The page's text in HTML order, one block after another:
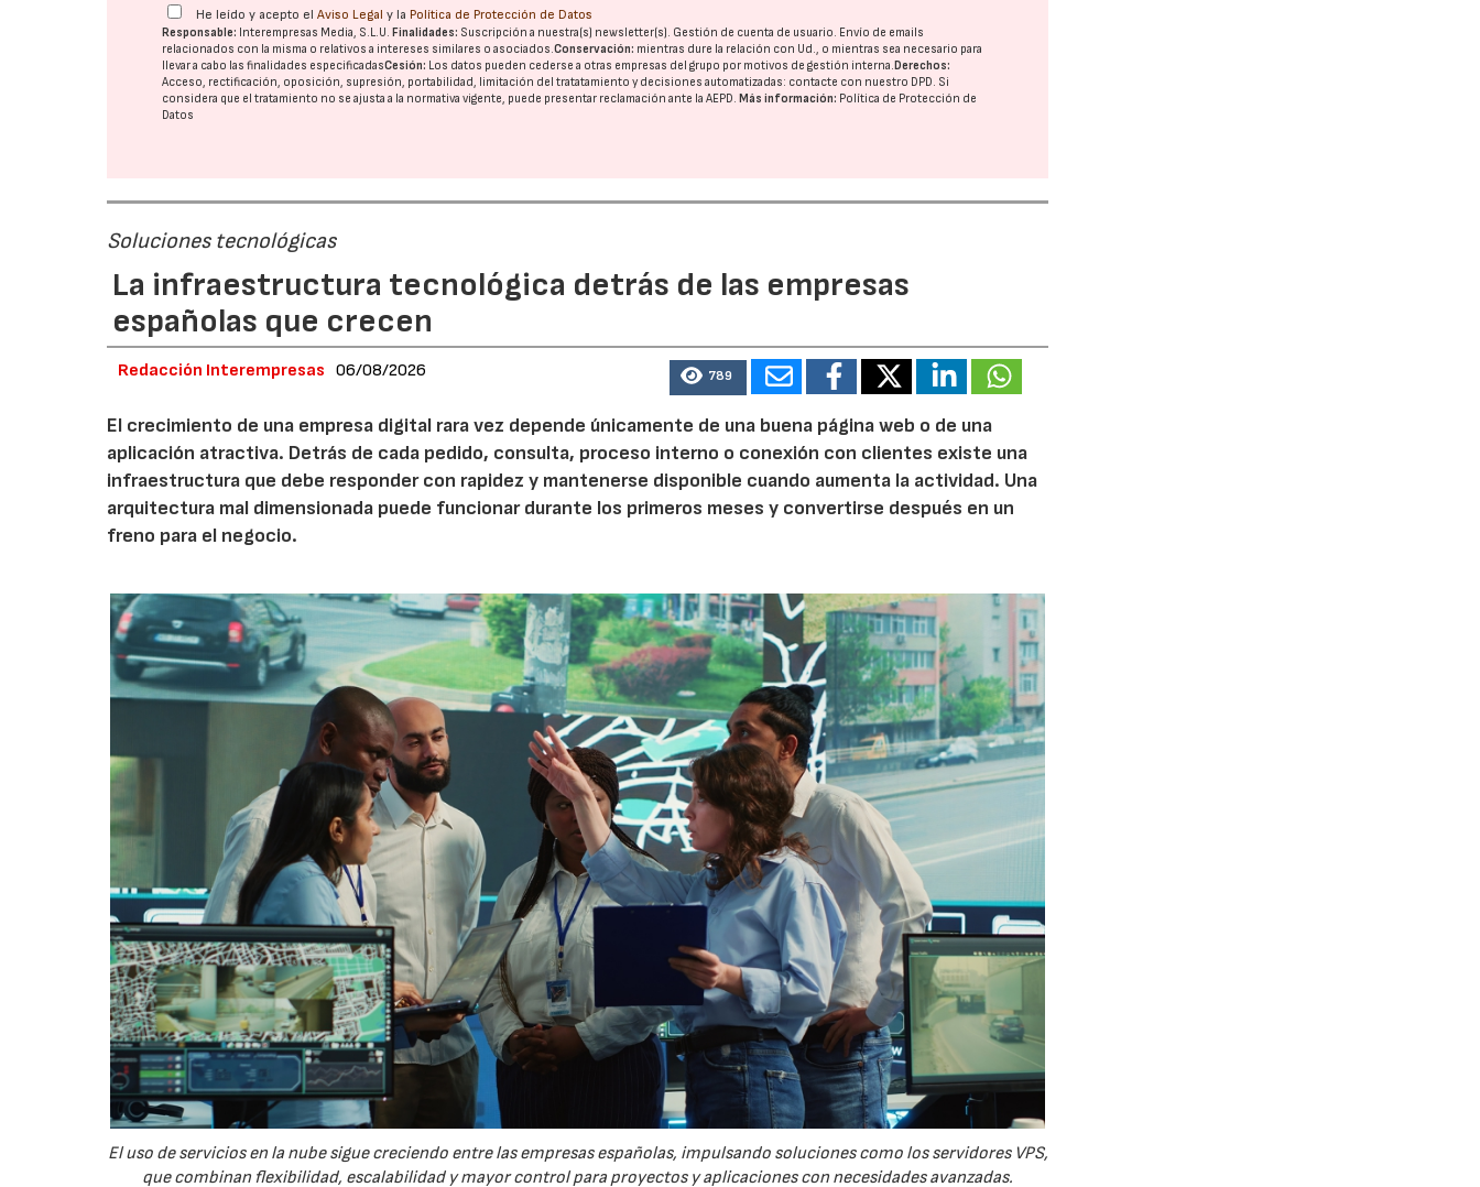
He leído y acepto elAviso Legal y la Política de Protección de Datos
Responsable: Interempresas Media, S.L.U.Finalidades: Suscripción a nuestra(s) newsletter(s). Gestión de cuenta de usuario. Envío de emails
relacionados con la misma o relativos a intereses similares o asociados.Conservación: mientras dure la relación con Ud., o mientras sea necesario para
llevar a cabo las finalidades especificadasCesión: Los datos pueden cederse a otras empresas del grupo por motivos de gestión interna.Derechos:
Acceso, rectificación, oposición, supresión, portabilidad, limitación del tratatamiento y decisiones automatizadas: contacte con nuestro DPD. Si
considera que el tratamiento no se ajusta a la normativa vigente, puede presentar reclamación ante laAEPD.Más información: Política de Protección de
Datos
Soluciones tecnológicas
La infraestructura tecnológica detrás de las empresas
españolas que crecen
Redacción Interempresas 06/08/2026 789
El crecimiento de una empresa digital rara vez depende únicamente de una buena página web o de una
aplicación atractiva. Detrás de cada pedido, consulta, proceso interno o conexión con clientes existe una
infraestructura que debe responder con rapidez y mantenerse disponible cuando aumenta la actividad. Una
arquitectura mal dimensionada puede funcionar durante los primeros meses y convertirse después en un
freno para el negocio.
El uso de servicios en la nube sigue creciendo entre las empresas españolas, impulsando soluciones como los servidores VPS,
que combinan flexibilidad, escalabilidad y mayor control para proyectos y aplicaciones con necesidades avanzadas.